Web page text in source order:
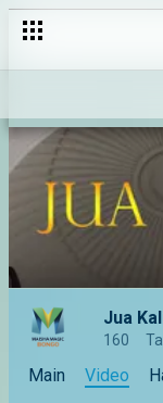
Jua
160
Main Video